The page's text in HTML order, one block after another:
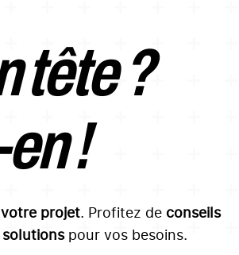
tête ?
!
projet. Profitez de conseils
pour vos besoins.